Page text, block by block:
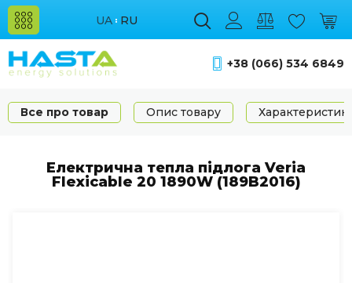
UA RU
+38 (066) 534 6849
Все про товар Опис товару
Електрична тепла підлога Veria
Flexicable 20 1890W (189B2016)